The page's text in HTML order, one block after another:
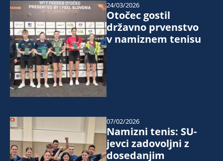
Otočec gostil
državno prvenstvo
v namiznem tenisu
24/03/2026
Namizni tenis: SU-
jevci zadovoljni z
dosedanjim
07/02/2026